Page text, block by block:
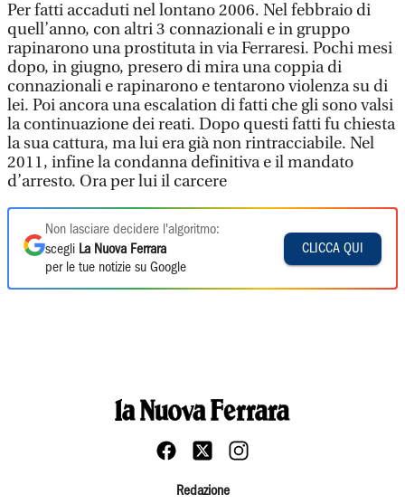
Per fatti accaduti nel lontano 2006. Nel febbraio di
quell’anno, con altri 3 connazionali e in gruppo
rapinarono una prostituta in via Ferraresi. Pochi mesi
dopo, in giugno, presero di mira una coppia di
connazionali e rapinarono e tentarono violenza su di
lei. Poi ancora una escalation di fatti che gli sono valsi
la continuazione dei reati. Dopo questi fatti fu chiesta
la sua cattura, ma lui era già non rintracciabile. Nel
2011, infine la condanna definitiva e il mandato
d’arresto. Ora per lui il carcere
Non lasciare decidere l'algoritmo:
scegli La Nuova Ferrara
per le tue notizie su Google
CLICCA QUI
Redazione